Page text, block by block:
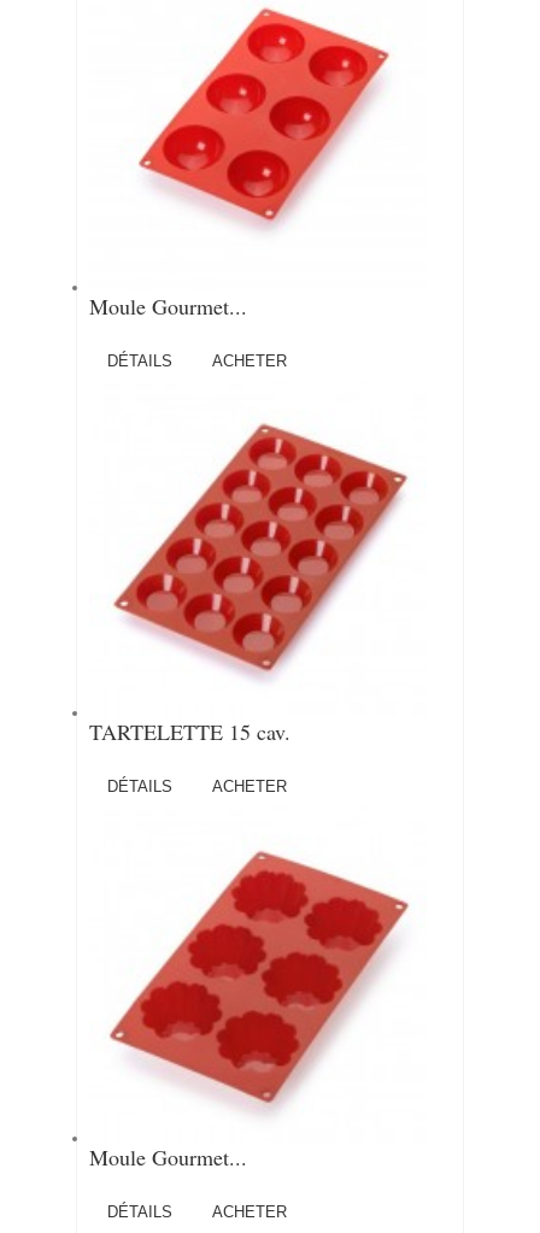
Moule Gourmet...
DÉTAILS ACHETER
TARTELETTE 15 cav.
DÉTAILS ACHETER
Moule Gourmet...
DÉTAILS ACHETER